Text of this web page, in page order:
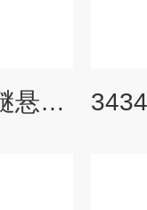
355534Φ14mm聚苯醚悬浮适配器358650,358649